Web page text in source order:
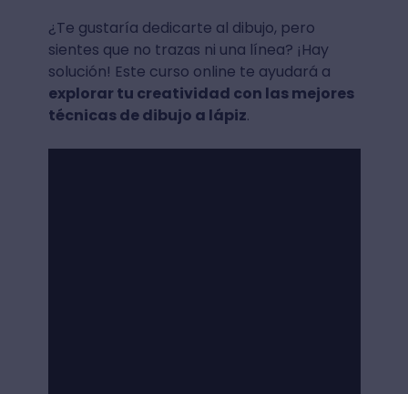
¿Te gustaría dedicarte al dibujo, pero
sientes que no trazas ni una línea? ¡Hay
solución! Este curso online te ayudará a
explorar tu creatividad con las mejores
técnicas de dibujo a lápiz.